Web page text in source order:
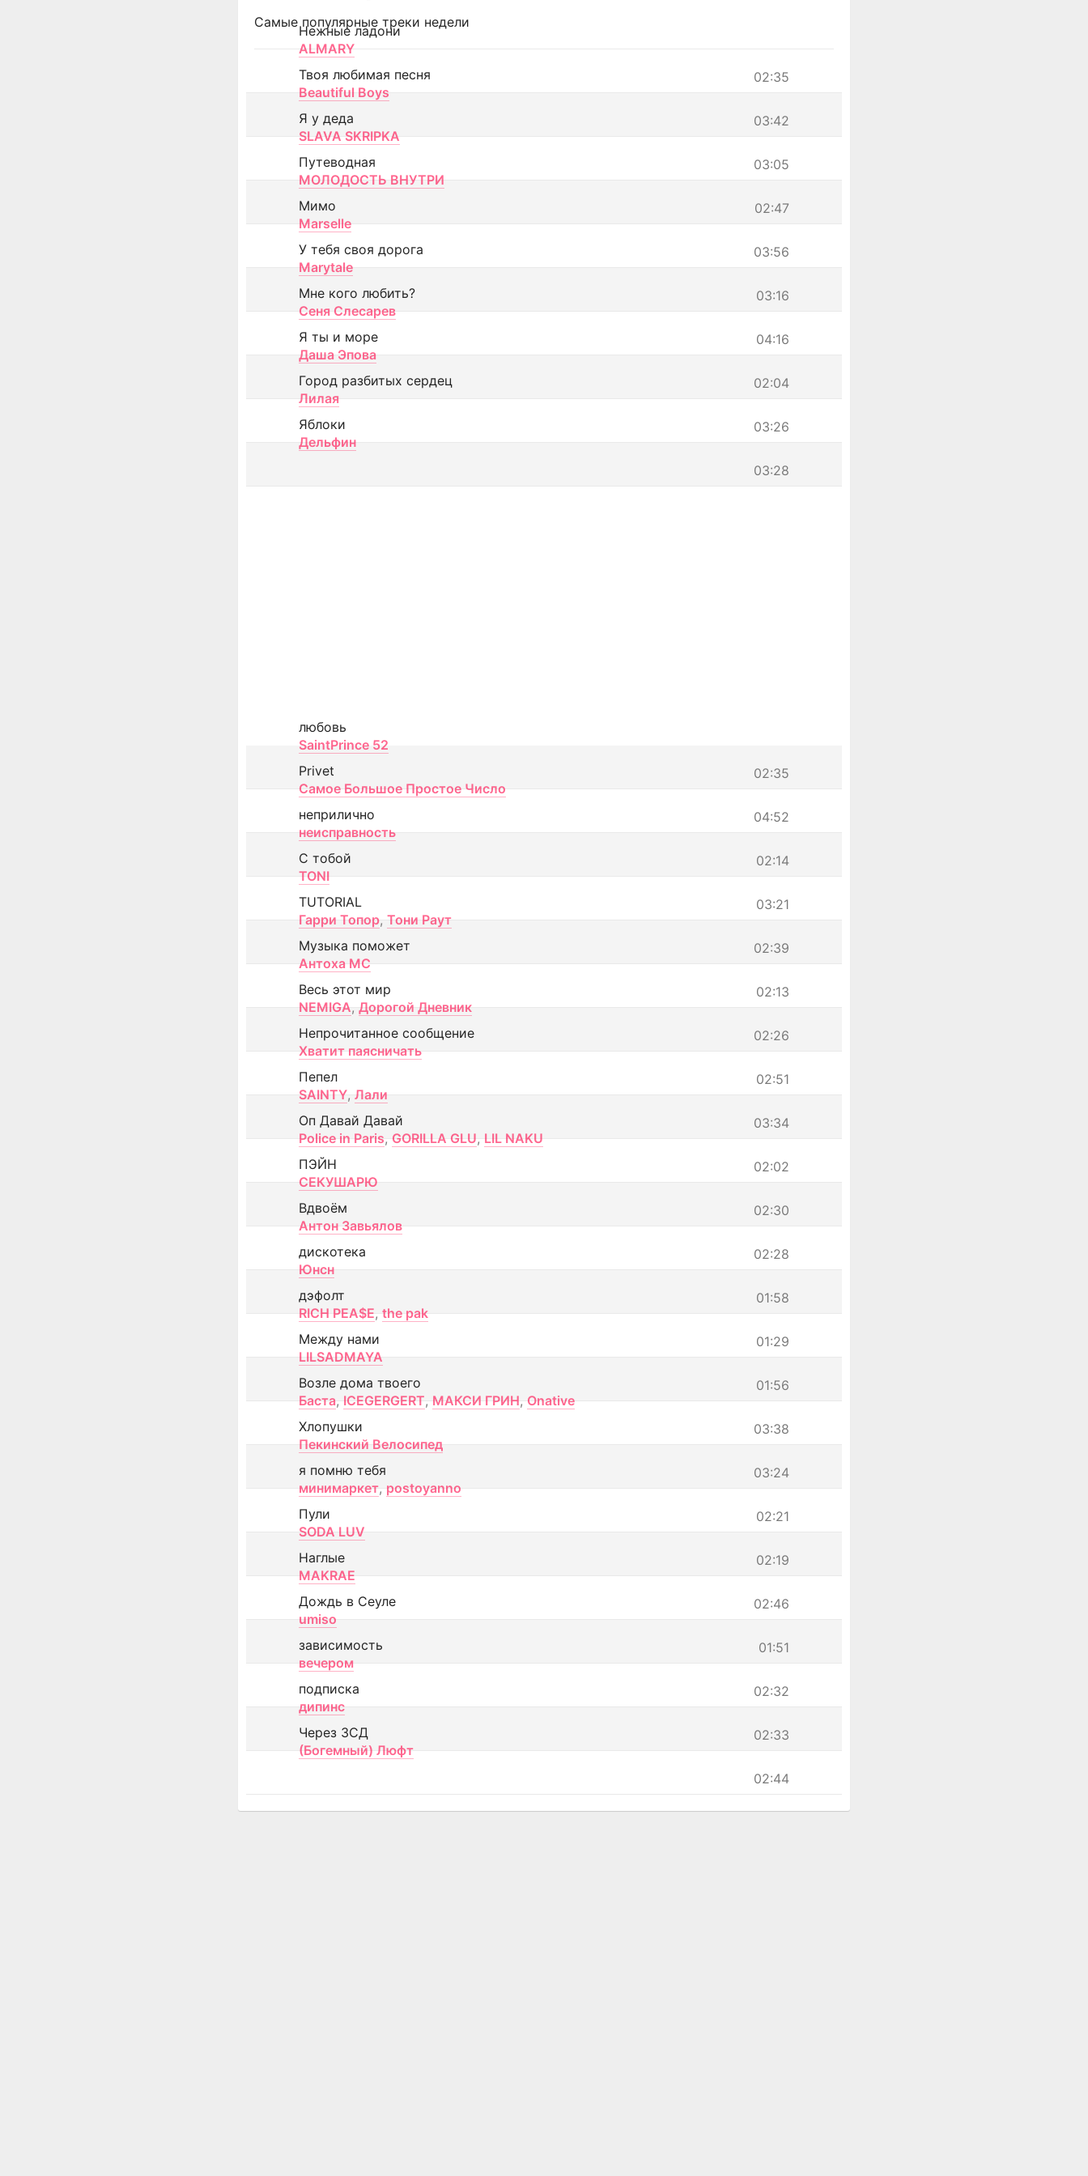
Самые популярные треки недели
Нежные ладони
ALMARY
02:35
Твоя любимая песня
Beautiful Boys
03:42
Я у деда
SLAVA SKRIPKA
03:05
Путеводная
МОЛОДОСТЬ ВНУТРИ
02:47
Мимо
Marselle
03:56
У тебя своя дорога
Marytale
03:16
Мне кого любить?
Сеня Слесарев
04:16
Я ты и море
Даша Эпова
02:04
Город разбитых сердец
Лилая
03:26
Яблоки
Дельфин
03:28
любовь
SaintPrince 52
02:35
Privet
Самое Большое Простое Число
04:52
неприлично
неисправность
02:14
С тобой
TONI
03:21
TUTORIAL
Гарри Топор, Тони Раут
02:39
Музыка поможет
Антоха МС
02:13
Весь этот мир
NEMIGA, Дорогой Дневник
02:26
Непрочитанное сообщение
Хватит паясничать
02:51
Пепел
SAINTY, Лали
03:34
Оп Давай Давай
Police in Paris, GORILLA GLU, LIL NAKU
02:02
ПЭЙН
СЕКУШАРЮ
02:30
Вдвоём
Антон Завьялов
02:28
дискотека
Юнсн
01:58
дэфолт
RICH PEA$E, the pak
01:29
Между нами
LILSADMAYA
01:56
Возле дома твоего
Баста, ICEGERGERT, МАКСИ ГРИН, Onative
03:38
Хлопушки
Пекинский Велосипед
03:24
я помню тебя
минимаркет, postoyanno
02:21
Пули
SODA LUV
02:19
Наглые
MAKRAE
02:46
Дождь в Сеуле
umiso
01:51
зависимость
вечером
02:32
подписка
дипинс
02:33
Через ЗСД
(Богемный) Люфт
02:44